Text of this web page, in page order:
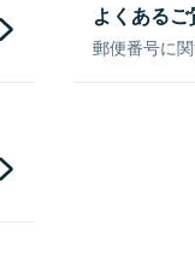
よくある
郵便番号に